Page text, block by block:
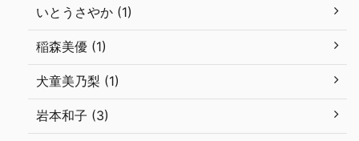
いとうさやか (1)
稲森美優 (1)
犬童美乃梨 (1)
岩本和子 (3)